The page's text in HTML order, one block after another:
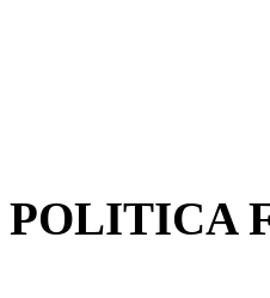
POLITICA